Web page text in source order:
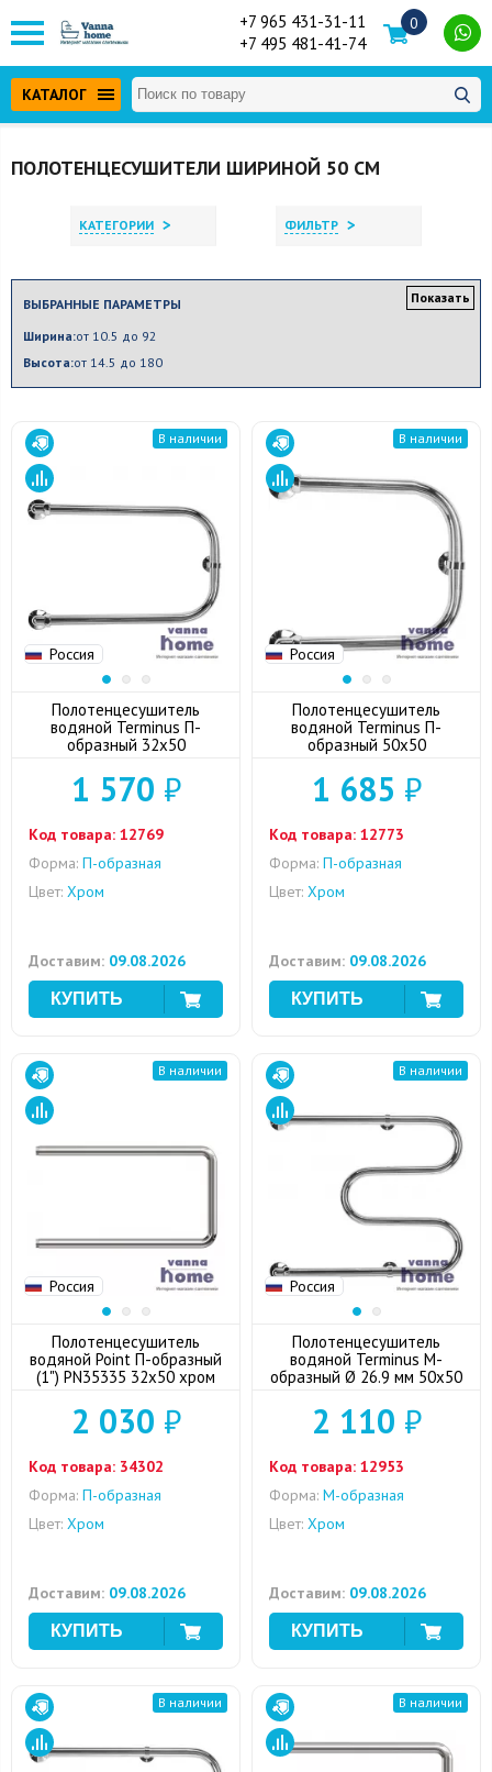
+7 965 431-31-11
+7 495 481-41-74
0
КАТАЛОГ
ПОЛОТЕНЦЕСУШИТЕЛИ ШИРИНОЙ 50 СМ
КАТЕГОРИИ > ФИЛЬТР >
ВЫБРАННЫЕ ПАРАМЕТРЫ Показать
Ширина:от 10.5 до 92
Высота:от 14.5 до 180
Россия
В наличии
Полотенцесушитель
водяной Terminus П-
образный 32x50
1 570 ₽
Код товара: 12769
Форма: П-образная
Цвет: Хром
Доставим: 09.08.2026
Россия
В наличии
Полотенцесушитель
водяной Terminus П-
образный 50x50
1 685 ₽
Код товара: 12773
Форма: П-образная
Цвет: Хром
Доставим: 09.08.2026
Россия
В наличии
Полотенцесушитель
водяной Point П-образный
(1") PN35335 32x50 хром
2 030 ₽
Код товара: 34302
Форма: П-образная
Цвет: Хром
Доставим: 09.08.2026
Россия
В наличии
Полотенцесушитель
водяной Terminus М-
образный Ø 26.9 мм 50x50
2 110 ₽
Код товара: 12953
Форма: M-образная
Цвет: Хром
Доставим: 09.08.2026
В наличии В наличии